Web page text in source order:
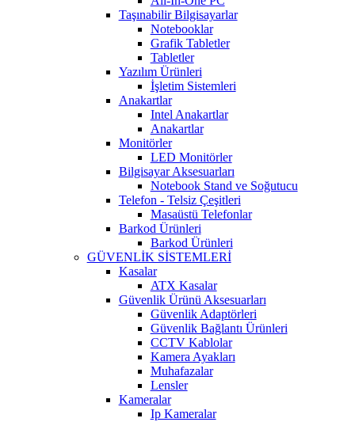
Taşınabilir Bilgisayarlar
Notebooklar
Grafik Tabletler
Tabletler
Yazılım Ürünleri
İşletim Sistemleri
Anakartlar
Intel Anakartlar
Anakartlar
Monitörler
LED Monitörler
Bilgisayar Aksesuarları
Notebook Stand ve Soğutucu
Telefon - Telsiz Çeşitleri
Masaüstü Telefonlar
Barkod Ürünleri
Barkod Ürünleri
GÜVENLİK SİSTEMLERİ
Kasalar
ATX Kasalar
Güvenlik Ürünü Aksesuarları
Güvenlik Adaptörleri
Güvenlik Bağlantı Ürünleri
CCTV Kablolar
Kamera Ayakları
Muhafazalar
Lensler
Kameralar
Ip Kameralar